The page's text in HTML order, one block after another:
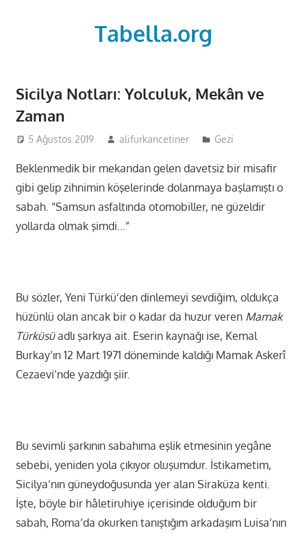
Tabella.org
Sicilya Notları: Yolculuk, Mekân ve
Zaman
5 Ağustos 2019 alifurkancetiner Gezi
Beklenmedik bir mekandan gelen davetsiz bir misafir
gibi gelip zihnimin köşelerinde dolanmaya başlamıştı o
sabah. “Samsun asfaltında otomobiller, ne güzeldir
yollarda olmak şimdi…”
Bu sözler, Yeni Türkü’den dinlemeyi sevdiğim, oldukça
hüzünlü olan ancak bir o kadar da huzur veren Mamak
Türküsüadlı şarkıya ait. Eserin kaynağı ise, Kemal
Burkay’ın 12 Mart 1971 döneminde kaldığı Mamak Askerî
Cezaevi’nde yazdığı şiir.
Bu sevimli şarkının sabahıma eşlik etmesinin yegâne
sebebi, yeniden yola çıkıyor oluşumdur. İstikametim,
Sicilya’nın güneydoğusunda yer alan Siraküza kenti.
İşte, böyle bir hâletiruhiye içerisinde olduğum bir
sabah, Roma’da okurken tanıştığım arkadaşım Luisa’nın